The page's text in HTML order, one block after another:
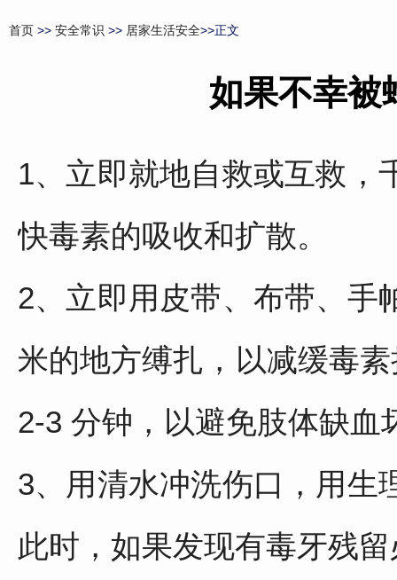
首页 >> 安全常识 >> 居家生活安全>>正文
如果不幸被
1、立即就地自救或互救，
快毒素的吸收和扩散。
2、立即用皮带、布带、手
米的地方缚扎，以减缓毒
2-3 分钟，以避免肢体缺血
3、用清水冲洗伤口，用生
此时，如果发现有毒牙残